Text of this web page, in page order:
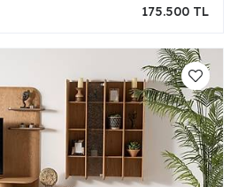
175.500 TL